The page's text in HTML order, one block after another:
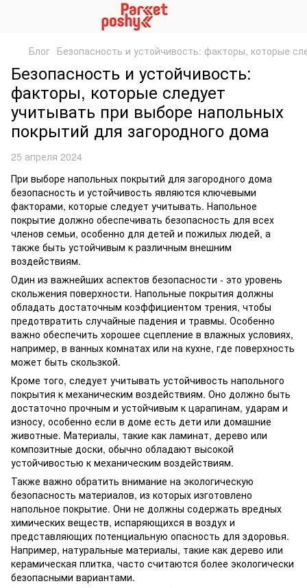
Блог Безопасность и устойчивость: факторы, которые
Безопасность и устойчивость:
факторы, которые следует
учитывать при выборе напольных
покрытий для загородного дома
25 апреля 2024
При выборе напольных покрытий для загородного дома
безопасность и устойчивость являются ключевыми
факторами, которые следует учитывать. Напольное
покрытие должно обеспечивать безопасность для всех
членов семьи, особенно для детей и пожилых людей, а
также быть устойчивым к различным внешним
воздействиям.
Один из важнейших аспектов безопасности - это уровень
скольжения поверхности. Напольные покрытия должны
обладать достаточным коэффициентом трения, чтобы
предотвратить случайные падения и травмы. Особенно
важно обеспечить хорошее сцепление в влажных условиях,
например, в ванных комнатах или на кухне, где поверхность
может быть скользкой.
Кроме того, следует учитывать устойчивость напольного
покрытия к механическим воздействиям. Оно должно быть
достаточно прочным и устойчивым к царапинам, ударам и
износу, особенно если в доме есть дети или домашние
животные. Материалы, такие как ламинат, дерево или
композитные доски, обычно обладают высокой
устойчивостью к механическим воздействиям.
Также важно обратить внимание на экологическую
безопасность материалов, из которых изготовлено
напольное покрытие. Они не должны содержать вредных
химических веществ, испаряющихся в воздух и
представляющих потенциальную опасность для здоровья.
Например, натуральные материалы, такие как дерево или
керамическая плитка, часто считаются более экологически
безопасными вариантами.